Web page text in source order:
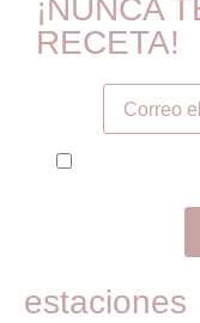
¡NUNCA
RECETA!
Tú correo
estaciones